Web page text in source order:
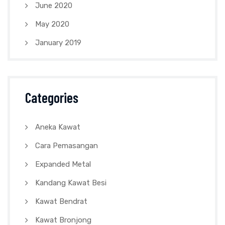
June 2020
May 2020
January 2019
Categories
Aneka Kawat
Cara Pemasangan
Expanded Metal
Kandang Kawat Besi
Kawat Bendrat
Kawat Bronjong